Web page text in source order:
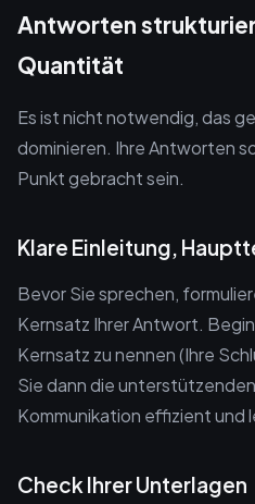
Antworten
Quantität
Es ist nicht notwendig, das
dominieren. Ihre Antworten
Punkt gebracht sein.
Klare Einleitung,
Bevor Sie sprechen,
Kernsatz Ihrer Antwort.
Kernsatz zu nennen (Ihre
Sie dann die
Kommunikation effizient und
Check Ihrer Unterlagen